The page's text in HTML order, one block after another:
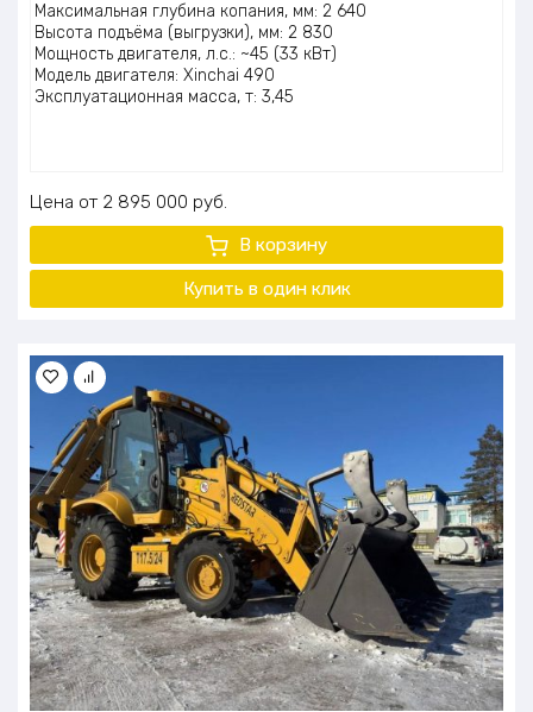
Максимальная глубина копания, мм: 2 640
Высота подъёма (выгрузки), мм: 2 830
Мощность двигателя, л.с.: ~45 (33 кВт)
Модель двигателя: Xinchai 490
Эксплуатационная масса, т: 3,45
Цена 2 895 000 руб.
В корзину
Купить в один клик